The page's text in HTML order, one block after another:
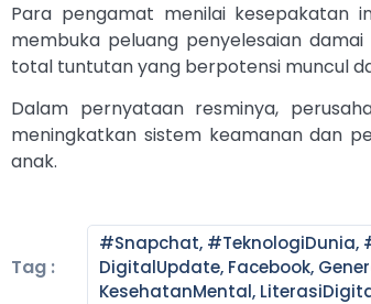
Para pengamat menilai kesepakatan
membuka peluang penyelesaian
total tuntutan yang berpotensi muncul
Dalam pernyataan resminya,
meningkatkan sistem keamanan dan
anak.
Tag :
#Snapchat, #TeknologiDunia,
DigitalUpdate, Facebook,
KesehatanMental,